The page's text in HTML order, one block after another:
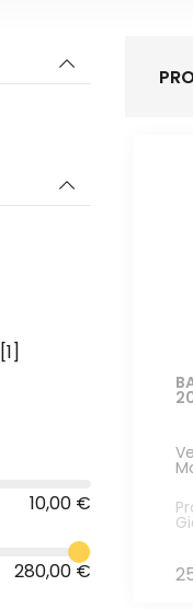
[1]
[1]10,00 €
280,00 €